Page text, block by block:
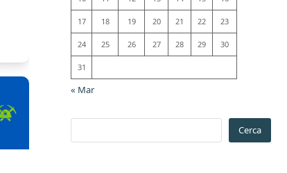
17 18 19 20 21 22 23
24 25 26 27 28 29 30
31
« Mar
Cerca